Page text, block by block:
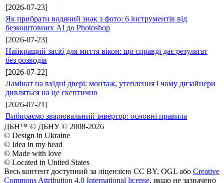
[2026-07-23]
Як прибрати водяний знак з фото: 6 інструментів від
безкоштовних AI до Photoshop
[2026-07-23]
Найкращий засіб для миття вікон: що справді дає результат
без розводів
[2026-07-22]
Ламінат на вхідні двері: монтаж, утеплення і чому дизайнери
дивляться на це скептично
[2026-07-21]
Вибираємо зварювальний інвертор: основні правила
ДБН™ © ДБНУ © 2008-2026
© Design in Ukraine
© Idea in my head
© Made with love
© Located in United States
Весь контент доступний за ліцензією CC BY, OGL або Creative
Commons Attribution 4.0 International license, якщо не зазначено